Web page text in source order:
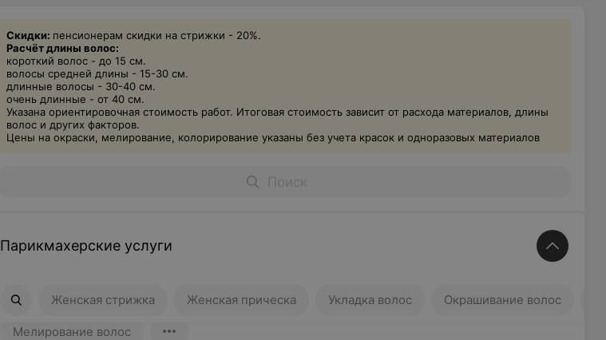
Скидки: пенсионерам скидки на стрижки - 20%.
Расчёт длины волос:
короткий волос - до 15 см.
волосы средней длины - 15-30 см.
длинные волосы - 30-40 см.
очень длинные - от 40 см.
Указана ориентировочная стоимость работ. Итоговая стоимость зависит от расхода материалов, длины
волос и других факторов.
Цены на окраски, мелирование, колорирование указаны без учета красок и одноразовых материалов
Парикмахерские услуги
Женская стрижка Женская прическа Укладка волос Окрашивание волос
Женская стрижка Женская прическа Укладка волос Окрашивание волос
Мелирование волос